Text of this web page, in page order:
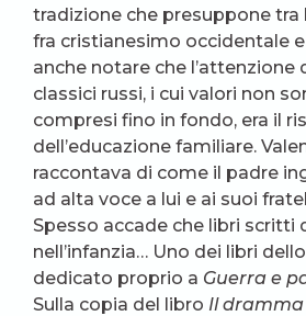
tradizione che presuppone tra
fra cristianesimo occidentale
anche notare che l’attenzione
classici russi, i cui valori non
compresi fino in fondo, era il
dell’educazione familiare.
raccontava di come il padre
ad alta voce a lui e ai suoi
Spesso accade che libri scritti
nell’infanzia… Uno dei libri
dedicato proprio a Guerra e
Sulla copia del libro Il